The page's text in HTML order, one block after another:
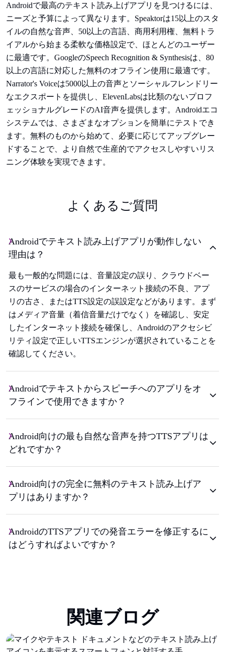
Androidで最高のテキスト読み上げアプリを見つけるには、
ニーズと予算によって異なります。Speaktorは15以上のスタ
イルの自然な音声、50以上の言語、商用利用権、無料トラ
イアルから始まる柔軟な価格設定で、ほとんどのユーザー
に最適です。GoogleのSpeech Recognition & Synthesisは、80
以上の言語に対応した無料のオフライン使用に最適です。
Narrator's Voiceは5000以上の音声とソーシャルフレンドリー
なエクスポートを提供し、ElevenLabsは比類のないプロフ
ェッショナルグレードのAI音声を提供します。Androidエコ
システムでは、さまざまなオプションを簡単にテストでき
ます。無料のものから始めて、必要に応じてアップグレー
ドすることで、より自然で生産的でアクセスしやすいリス
ニング体験を実現できます。
よくあるご質問
Androidでテキスト読み上げアプリが動作しない
理由は？
最も一般的な問題には、音量設定の誤り、クラウドベー
スのサービスの場合のインターネット接続の不良、アプ
リの古さ、またはTTS設定の誤設定などがあります。まず
はメディア音量（着信音量だけでなく）を確認し、安定
したインターネット接続を確保し、Androidのアクセシビ
リティ設定で正しいTTSエンジンが選択されていることを
確認してください。
Androidでテキストからスピーチへのアプリをオ
フラインで使用できますか？
Android向けの最も自然な音声を持つTTSアプリは
どれですか？
Android向けの完全に無料のテキスト読み上げア
プリはありますか？
AndroidのTTSアプリでの発音エラーを修正するに
はどうすればよいですか？
関連ブログ